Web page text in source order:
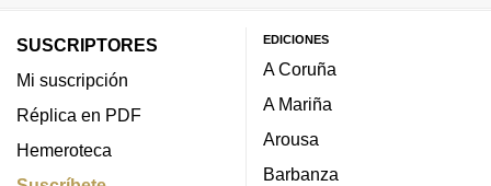
SUSCRIPTORES
Mi suscripción
Réplica en PDF
Hemeroteca
EDICIONES
A Coruña
A Mariña
Arousa
Barbanza